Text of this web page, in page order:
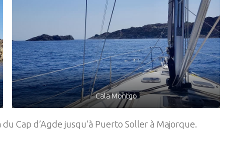
Cala Montgo
Cap d’Agde jusqu’à Puerto Soller à Majorque.